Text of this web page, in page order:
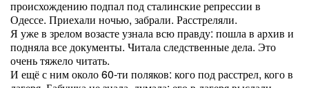
происхождению подпал под сталинские репрессии в
Одессе. Приехали ночью, забрали. Расстреляли.
Я уже в зрелом возасте узнала всю правду: пошла в архив и
подняла все документы. Читала следственные дела. Это
очень тяжело читать.
И ещё с ним около 60-ти поляков: кого под расстрел, кого в